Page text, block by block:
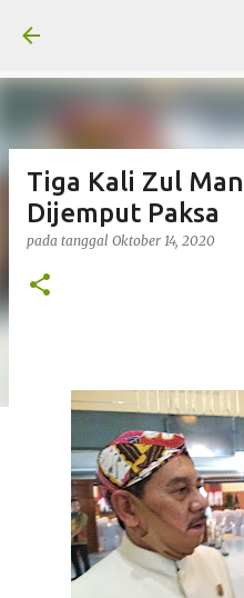
Tiga Kali Zul
Dijemput Paksa
pada tanggal Oktober 14, 2020